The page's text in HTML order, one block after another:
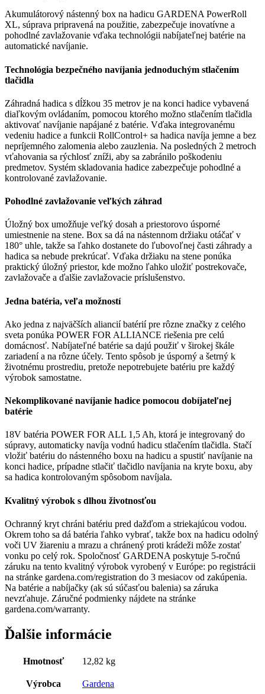
Akumulátorový nástenný box na hadicu GARDENA PowerRoll
XL, súprava pripravená na použitie, zabezpečuje inovatívne a
pohodlné zavlažovanie vďaka technológii nabíjateľnej batérie na
automatické navíjanie.
Technológia bezpečného navíjania jednoduchým stlačením
tlačidla
Záhradná hadica s dĺžkou 35 metrov je na konci hadice vybavená
diaľkovým ovládaním, pomocou ktorého možno stlačením tlačidla
aktivovať navíjanie napájané z batérie. Vďaka integrovanému
vedeniu hadice a funkcii RollControl+ sa hadica navíja jemne a bez
nepríjemného zalomenia alebo zauzlenia. Na posledných 2 metroch
vťahovania sa rýchlosť zníži, aby sa zabránilo poškodeniu
predmetov. Systém skladovania hadice zabezpečuje pohodlné a
kontrolované zavlažovanie.
Pohodlné zavlažovanie veľkých záhrad
Úložný box umožňuje veľký dosah a priestorovo úsporné
umiestnenie na stene. Box sa dá na nástennom držiaku otáčať v
180° uhle, takže sa ľahko dostanete do ľubovoľnej časti záhrady a
hadica sa nebude prekrúcať. Vďaka držiaku na stene ponúka
praktický úložný priestor, kde možno ľahko uložiť postrekovače,
zavlažovače a ďalšie zavlažovacie príslušenstvo.
Jedna batéria, veľa možností
Ako jedna z najväčších aliancií batérií pre rôzne značky z celého
sveta ponúka POWER FOR ALLIANCE riešenia pre celú
domácnosť. Nabíjateľné batérie sa dajú použiť v širokej škále
zariadení a na rôzne účely. Tento spôsob je úsporný a šetrný k
životnému prostrediu, pretože nepotrebujete batériu pre každý
výrobok samostatne.
Nekomplikované navíjanie hadice pomocou dobíjateľnej
batérie
18V batéria POWER FOR ALL 1,5 Ah, ktorá je integrovaný do
súpravy, automaticky navíja vodnú hadicu stlačením tlačidla. Stačí
vložiť batériu do nástenného boxu na hadicu a spustiť navíjanie na
konci hadice, prípadne stlačiť tlačidlo navíjania na kryte boxu, aby
sa hadica kontrolovaným spôsobom navíjala.
Kvalitný výrobok s dlhou životnosťou
Ochranný kryt chráni batériu pred dažďom a striekajúcou vodou.
Okrem toho sa dá batéria ľahko vybrať, takže box na hadicu odolný
voči UV žiareniu a mrazu a chránený proti krádeži môže zostať
vonku po celý rok. Spoločnosť GARDENA poskytuje 5-ročnú
záruku na tento kvalitný výrobok vyrobený v Európe: po registrácii
na stránke gardena.com/registration do 3 mesiacov od zakúpenia.
Na batérie a nabíjačky (ak sú súčasťou balenia) sa záruka
nevzťahuje. Záručné podmienky nájdete na stránke
gardena.com/warranty.
Ďalšie informácie
Hmotnosť 12,82 kg
Výrobca Gardena